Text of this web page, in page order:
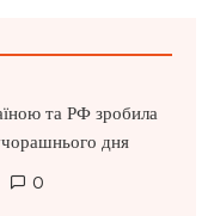
та РФ зробила
дня
0